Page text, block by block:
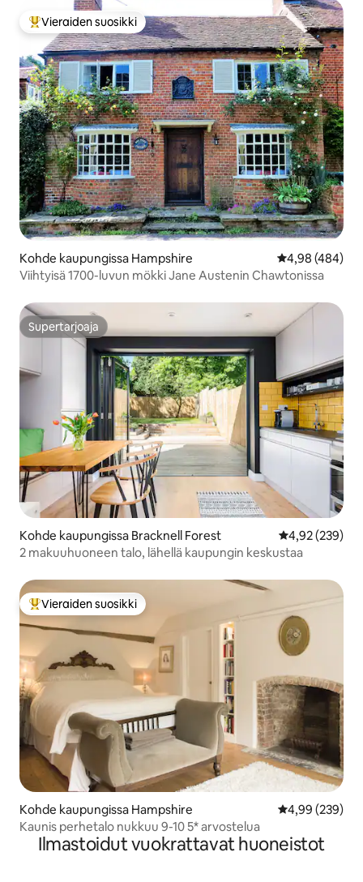
Vieraiden suosikkien parhaimmistoa
Vieraiden suosikki
Kohde kaupungissa Hampshire
4,98 (484)
Viihtyisä 1700-luvun mökki Jane Austenin Chawtonissa
Supertarjoaja
Supertarjoaja
Kohde kaupungissa Bracknell Forest
4,92 (239)
2 makuuhuoneen talo, lähellä kaupungin keskustaa
Vieraiden suosikkien parhaimmistoa
Vieraiden suosikki
Kohde kaupungissa Hampshire
4,99 (239)
Kaunis perhetalo nukkuu 9-10 5* arvostelua
Ilmastoidut vuokrattavat huoneistot